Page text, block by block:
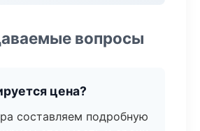
вопросы
цена?
составляем подробную